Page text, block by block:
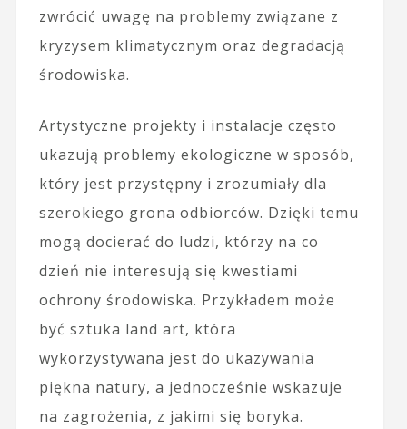
zwrócić uwagę na problemy związane z
kryzysem klimatycznym oraz degradacją
środowiska.
Artystyczne projekty i instalacje często
ukazują problemy ekologiczne w sposób,
który jest przystępny i zrozumiały dla
szerokiego grona odbiorców. Dzięki temu
mogą docierać do ludzi, którzy na co
dzień nie interesują się kwestiami
ochrony środowiska. Przykładem może
być sztuka land art, która
wykorzystywana jest do ukazywania
piękna natury, a jednocześnie wskazuje
na zagrożenia, z jakimi się boryka.